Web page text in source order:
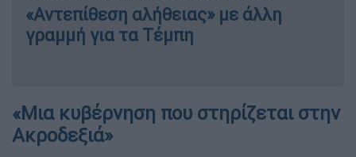
«Αντεπίθεση αλήθειας» με άλλη
γραμμή για τα Τέμπη
«Μια κυβέρνηση που στηρίζεται στην
Ακροδεξιά»